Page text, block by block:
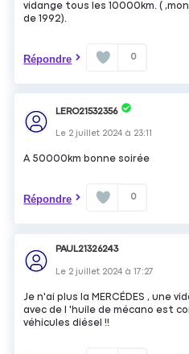
vidange tous les 10000km. (
de 1992).
Répondre 0
LERO21532356
Le 2 juillet 2024 à 23:11
A 50000km bonne soirée
Répondre 0
PAUL21326243
Le 2 juillet 2024 à17:27
Je n'ai plus la MERCÉDES , une
avec de l 'huile de mécano est
véhicules diésel !!